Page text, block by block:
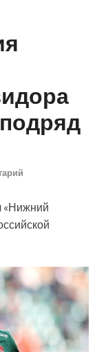
«Нижний